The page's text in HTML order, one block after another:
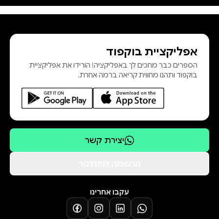
אפליקציית בוקפוד
הספרים כבר מחכים לך באפליקציה! הורידו את אפליקציית
בוקפוד ותהנו מחווית קריאה ברמה אחרת.
יצירת קשר
עקבו אחרינו